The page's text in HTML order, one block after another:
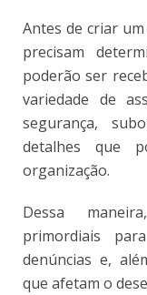
Antes de criar
precisam
poderão ser
variedade de
segurança,
detalhes que
organização.
Dessa
primordiais
denúncias e,
que afetam o